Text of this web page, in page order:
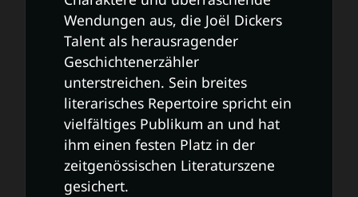
Wendungen aus, die Joël Dickers
Talent als herausragender
Geschichtenerzähler
unterstreichen. Sein breites
literarisches Repertoire spricht ein
vielfältiges Publikum an und hat
ihm einen festen Platz in der
zeitgenössischen Literaturszene
gesichert.